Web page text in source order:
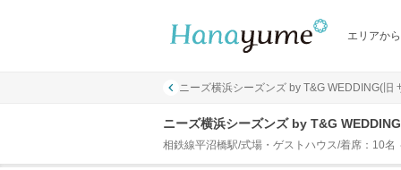
エリアか
ニーズ横浜シーズンズ by T&G WEDDING(旧
ニーズ横浜シーズンズ by T&G
相鉄線平沼橋駅/式場・ゲストハウス/着席：10名